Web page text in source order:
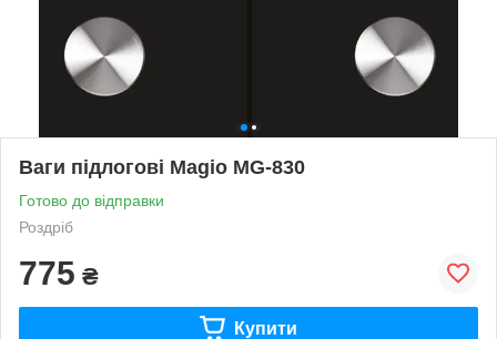
Ваги підлогові Magio MG-830
Готово до відправки
Роздріб
775 ₴
Купити